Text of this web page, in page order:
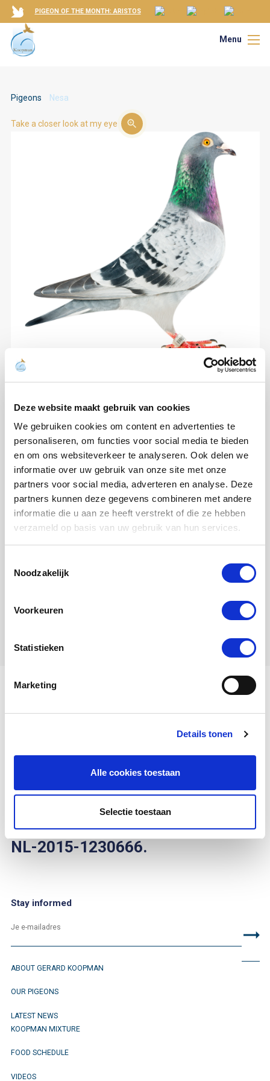
Deze website maakt gebruik van cookies
We gebruiken cookies om content en advertenties te
personaliseren, om functies voor social media te bieden
en om ons websiteverkeer te analyseren. Ook delen we
informatie over uw gebruik van onze site met onze
partners voor social media, adverteren en analyse. Deze
partners kunnen deze gegevens combineren met andere
informatie die u aan ze heeft verstrekt of die ze hebben
verzameld op basis van uw gebruik van hun services.
Noodzakelijk
Voorkeuren
Statistieken
Marketing
Details tonen
Alle cookies toestaan
Selectie toestaan
PIGEON OF THE MONTH: ARISTOS
Menu
Pigeons Nesa
Take a closer look at my eye
Hen
Nesais aCock, born in2015.
You can find him on bandnumber
NL-2015-1230666.
Stay informed
ABOUT GERARD KOOPMAN
OUR PIGEONS
LATEST NEWS
KOOPMAN MIXTURE
FOOD SCHEDULE
VIDEOS